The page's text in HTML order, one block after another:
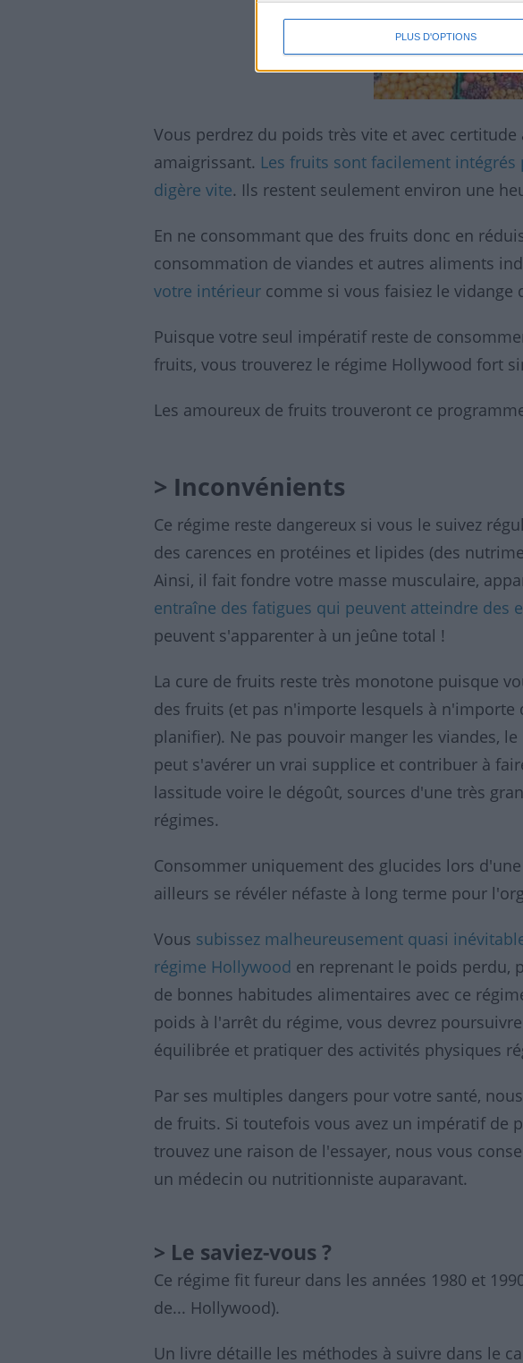
PLUS D'OPTIONS
Vous perdrez du poids très vite et avec certitude
amaigrissant. Les fruits sont facilement
digère vite. Ils restent seulement environ une
En ne consommant que des fruits donc en
consommation de viandes et autres aliments
votre intérieur comme si vous faisiez le vidange
Puisque votre seul impératif reste de
fruits, vous trouverez le régime Hollywood fort
Les amoureux de fruits trouveront ce
> Inconvénients
Ce régime reste dangereux si vous le suivez
des carences en protéines et lipides (des
Ainsi, il fait fondre votre masse musculaire,
entraîne des fatigues qui peuvent atteindre des
peuvent s'apparenter à un jeûne total !
La cure de fruits reste très monotone puisque
des fruits (et pas n'importe lesquels à
planifier). Ne pas pouvoir manger les viandes,
peut s'avérer un vrai supplice et contribuer à
lassitude voire le dégoût, sources d'une très
régimes.
Consommer uniquement des glucides lors
ailleurs se révéler néfaste à long terme pour
Vous subissez malheureusement quasi
régime Hollywood en reprenant le poids perdu,
de bonnes habitudes alimentaires avec ce
poids à l'arrêt du régime, vous devrez
équilibrée et pratiquer des activités physiques
Par ses multiples dangers pour votre santé,
de fruits. Si toutefois vous avez un impératif de
trouvez une raison de l'essayer, nous vous
un médecin ou nutritionniste auparavant.
> Le saviez-vous ?
Ce régime fit fureur dans les années 1980 et
de... Hollywood).
Un livre détaille les méthodes à suivre dans le